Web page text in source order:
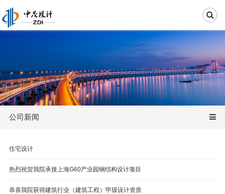
公司新闻
住宅设计
热烈祝贺我院承接上海G60产业园钢结构设计项目
恭喜我院获得建筑行业（建筑工程）甲级设计资质